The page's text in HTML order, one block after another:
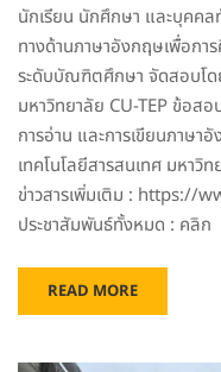
นักเรียน นักศึกษา และบุคคล
ทางด้านภาษาอังกฤษเพื่อกา
ระดับบัณฑิตศึกษา จัดสอบโ
มหาวิทยาลัย CU-TEP ข้อส
การอ่าน และการเขียนภาษ
เทคโนโลยีสารสนเทศ มหาวิ
ข่าวสารเพิ่มเติม : https://
ประชาสัมพันธ์ทั้งหมด : คลิ
READ MORE